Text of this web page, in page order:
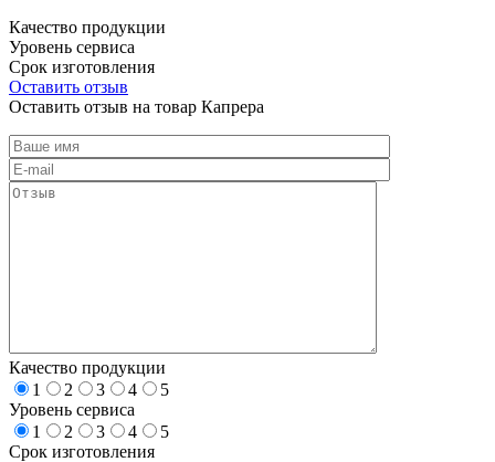
Качество продукции
Уровень сервиса
Срок изготовления
Оставить отзыв
Оставить отзыв на товар Капрера
Качество продукции
1
2 3 4
5
Уровень сервиса
1
2 3 4
5
Срок изготовления